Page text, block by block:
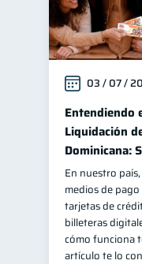
Control de
Finanzas
Inclusión
Bienestar
Finanzas
Seguridad
Productos
Deudas 10
Entidad
03 / 07 /
Entendiendo
Liquidación
Dominicana:
En nuestro
medios de
tarjetas de
billeteras
cómo funciona
artículo te lo